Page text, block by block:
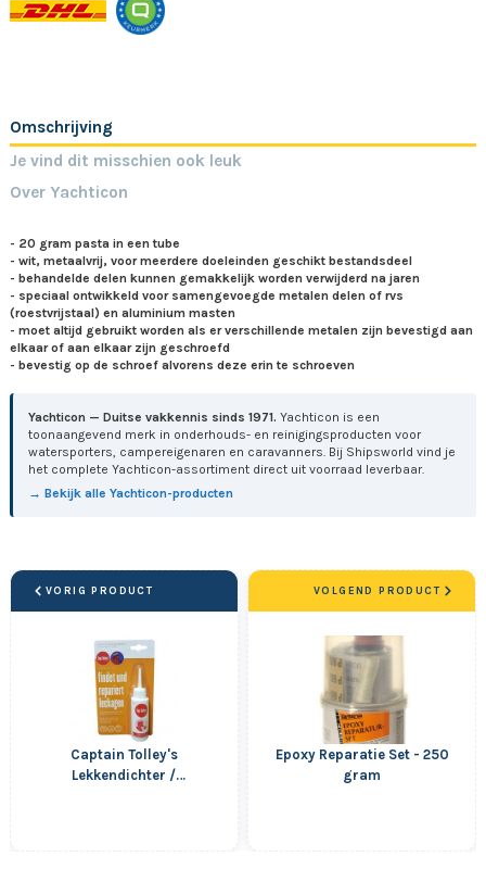
Omschrijving
Je vind dit misschien ook leuk
Over Yachticon
- 20 gram pasta in een tube
- wit, metaalvrij, voor meerdere doeleinden geschikt bestandsdeel
- behandelde delen kunnen gemakkelijk worden verwijderd na jaren
- speciaal ontwikkeld voor samengevoegde metalen delen of rvs
(roestvrijstaal) en aluminium masten
- moet altijd gebruikt worden als er verschillende metalen zijn bevestigd aan
elkaar of aan elkaar zijn geschroefd
- bevestig op de schroef alvorens deze erin te schroeven
Yachticon — Duitse vakkennis sinds 1971. Yachticon is een
toonaangevend merk in onderhouds- en reinigingsproducten voor
watersporters, campereigenaren en caravanners. Bij Shipsworld vind je
het complete Yachticon-assortiment direct uit voorraad leverbaar.
→ Bekijk alle Yachticon-producten
VORIG PRODUCT
Captain Tolley's
Lekkendichter /
Epoxy Reparatie Set - 250
gram
VOLGEND PRODUCT